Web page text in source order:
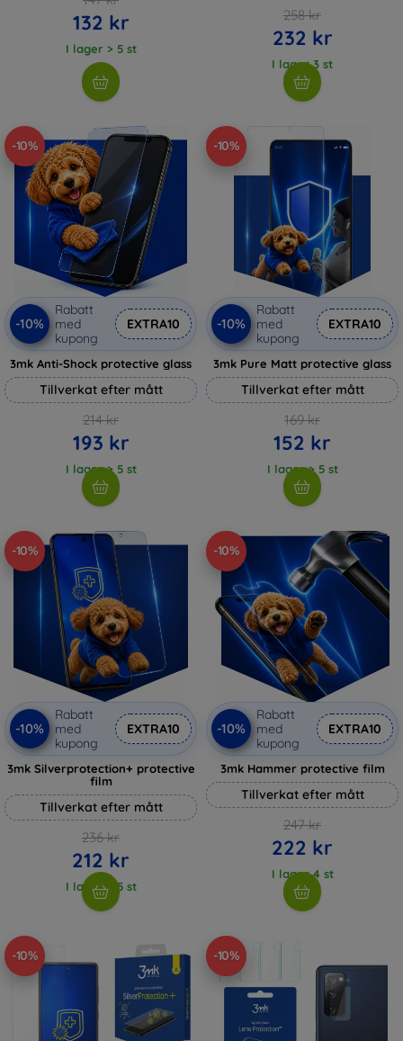
132 kr
I lager > 5 st
258 kr
232 kr
I lager 3 st
-10%
-10%
Rabatt
med
kupong
EXTRA10
3mk Anti-Shock protective glass
Tillverkat efter mått
214 kr
193 kr
I lager > 5 st
-10%
-10%
Rabatt
med
kupong
EXTRA10
3mk Pure Matt protective glass
Tillverkat efter mått
169 kr
152 kr
I lager > 5 st
-10%
-10%
Rabatt
med
kupong
EXTRA10
3mk Silverprotection+ protective
film
Tillverkat efter mått
236 kr
212 kr
I lager > 5 st
-10%
-10%
Rabatt
med
kupong
EXTRA10
3mk Hammer protective film
Tillverkat efter mått
247 kr
222 kr
I lager 4 st
-10% -10%